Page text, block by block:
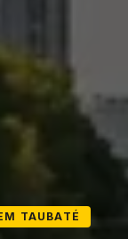
TAUBATÉ